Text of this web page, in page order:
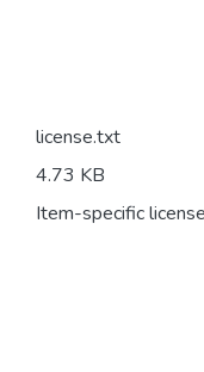
license.txt
4.73 KB
Item-specific